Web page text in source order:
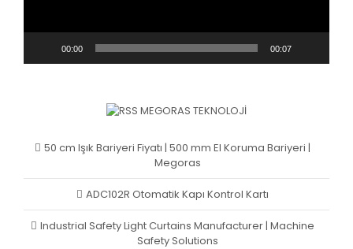
00:00 00:07
MEGORAS TEKNOLOJI
50 cm Işık Bariyeri Fiyatı | 500 mm El Koruma Bariyeri |
Megoras
ADC102R Otomatik Kapı Kontrol Kartı
Industrial Safety Light Curtains Manufacturer | Machine
Safety Solutions